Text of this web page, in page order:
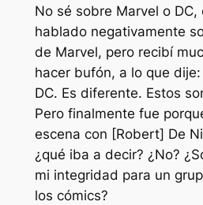
No sé sobre Marvel o
hablado negativamente
de Marvel, pero recibí
hacer bufón, a lo que
DC. Es diferente. Estos
Pero finalmente fue
escena con [Robert] De
¿qué iba a decir? ¿No?
mi integridad para un
los cómics?